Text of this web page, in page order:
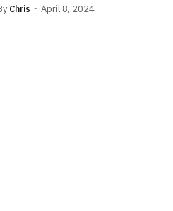
Chris April 8, 2024